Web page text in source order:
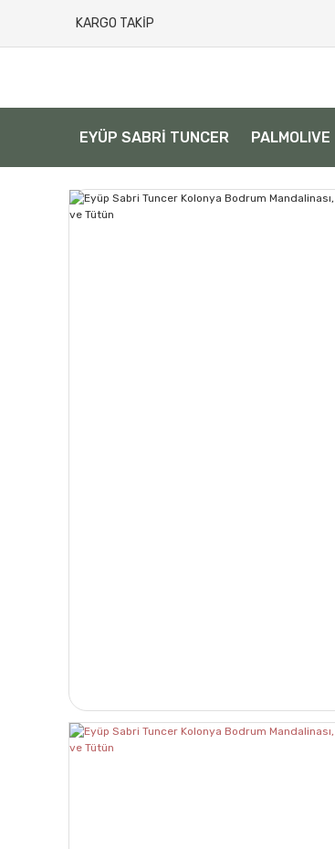
KARGO TAKİP
EYÜP SABRİ TUNCER PALMOLIVE